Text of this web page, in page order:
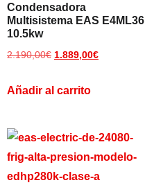
Condensadora
Multisistema EAS E4ML36
10.5kw
2.190,00€ 1.889,00€
Añadir al carrito